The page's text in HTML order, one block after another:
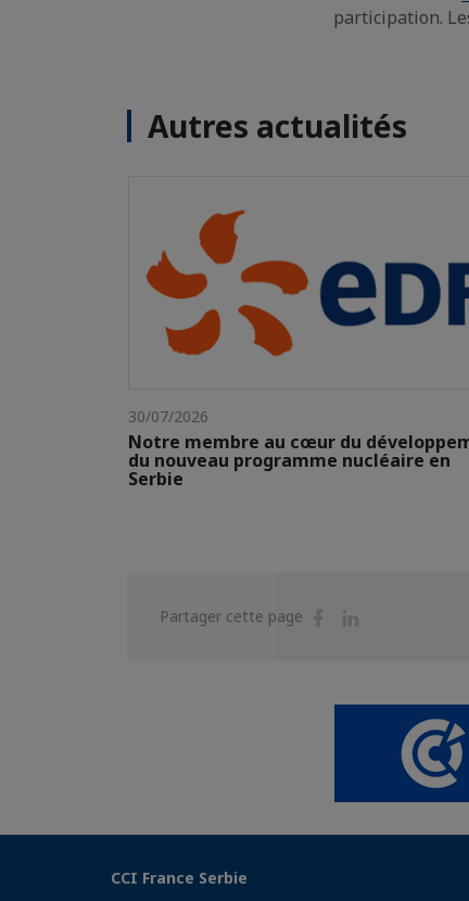
participation.
Autres actualités
30/07/2026
Notre membre au cœur du
du nouveau programme nucléaire en
Serbie
Partager cette page
Partager
CCI France Serbie